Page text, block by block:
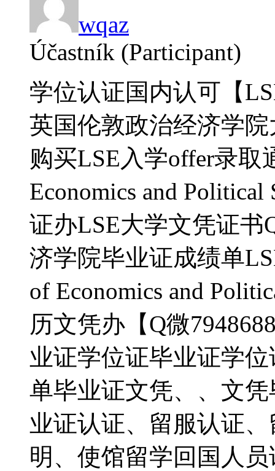
wqaz
Účastník (Participant)
学位认证国内认可【
英国伦敦政治经济学
购买LSE入学offer录取
Economics and
证办LSE大学文凭证书
济学院毕业证成绩单
of Economics and
历文凭办【Q微
业证学位证毕业证学
单毕业证文凭、、文凭
业证认证、留服认证
明、使馆留学回国人